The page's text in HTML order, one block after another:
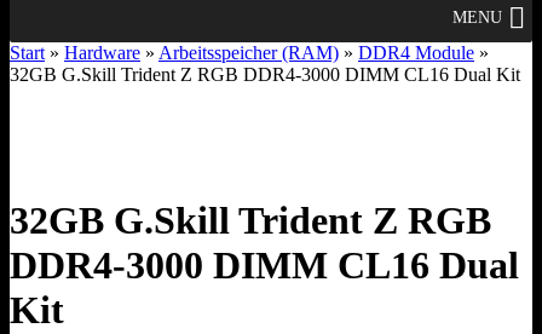
MENU
Start » Hardware » Arbeitsspeicher (RAM) » DDR4 Module »
32GB G.Skill Trident Z RGB DDR4-3000 DIMM CL16 Dual Kit
32GB G.Skill Trident Z RGB
DDR4-3000 DIMM CL16 Dual
Kit